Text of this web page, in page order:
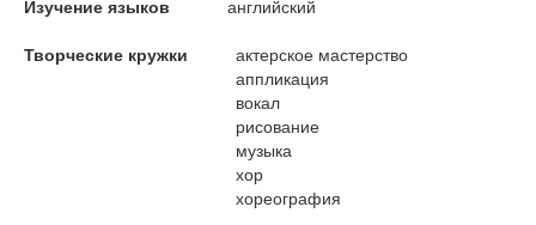
Изучение языков
английский
Творческие кружки
актерское мастерство
аппликация
вокал
рисование
музыка
хор
хореография